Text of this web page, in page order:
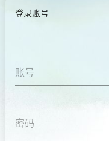
登录账号
账号
密码